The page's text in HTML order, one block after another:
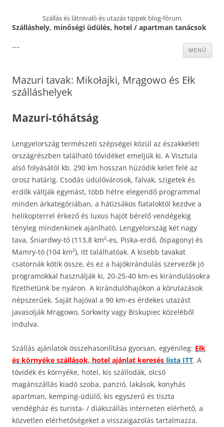
Szállás és látnivaló és utazás tippek blog-fórum
Szálláshely, minőségi üdülés, hotel / apartman tanácsok
MENÜ
---
Mazuri tavak: Mikołajki, Mrągowo és Ełk
szálláshelyek
Mazuri-tóhátság
Lengyelország természeti szépségei közül az északkeleti
országrészben található tóvidéket emeljük ki. A Visztula
alsó folyásától kb. 290 km hosszan húzódik kelet felé az
orosz határig. Csodás üdülővárosok, falvak, szigetek és
erdők váltják egymást, több hétre elegendő programmal
minden árkategóriában, a hátizsákos fiataloktól kezdve a
helikopterrel érkező és luxus hajót bérelő vendégekig
tényleg mindenkinek ajánlható. Lengyelország két nagy
tava, Śniardwy-tó (113,8 km²-es, Piska-erdő, őspagony) és
Mamry-tó (104 km²), itt találhatóak. A kisebb tavakat
csatornák kötik össze, és ez a hajókirándulás szervezők jó
programokkal használják ki, 20-25-40 km-es kirándulásokra
fizethetünk be nyáron. A kirándulóhajókon a körutazások
népszerűek. Saját hajóval a 90 km-es érdekes utazást
javasolják Mrągowo, Sorkwity vagy Biskupiec közeléből
indulva.
Szállás ajánlatok összehasonlítása gyorsan, egyénileg: Ełk
és környéke szállások, hotel ajánlat keresés lista ITT. A
tóvidék és környéke, hotel, kis szállodák, olcsó
magánszállás kiadó szoba, panzió, lakások, konyhás
apartman, kemping-üdülő, kis egyszerű és tiszta
vendégház és turista- / diákszállás interneten elérhető, a
közvetlen elérhetőségeket a visszaigazolás tartalmazza.